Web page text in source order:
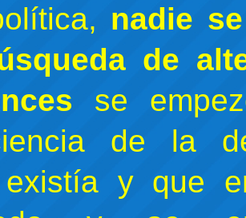
nadie
de
se
de la
y que